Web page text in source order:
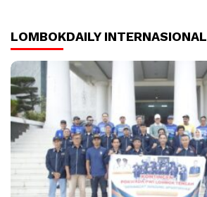
LOMBOKDAILY INTERNASIONAL